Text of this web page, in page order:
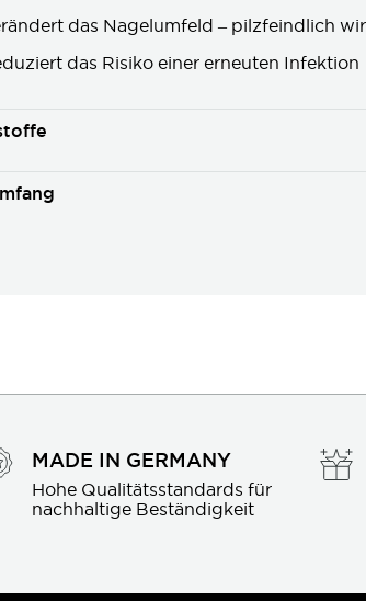
das Nagelumfeld – pilzfeindlich
das Risiko einer erneuten Infektion
MADE IN GERMANY
Hohe Qualitätsstandards für
nachhaltige Beständigkeit